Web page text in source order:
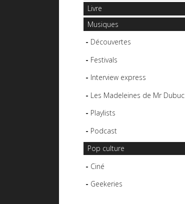
Livre
Musiques
Découvertes
Festivals
Interview express
Les Madeleines de Mr Dubuc
Playlists
Podcast
Pop culture
Ciné
Geekeries